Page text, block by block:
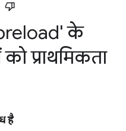
के
प्राथमिकता
है